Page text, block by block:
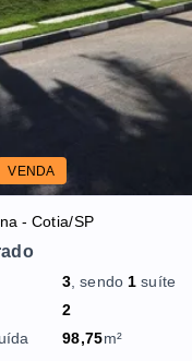
VENDA
- Cotia/SP
3 , sendo 1 suíte
2
98,75m²